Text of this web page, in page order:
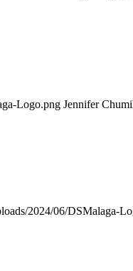
Logo.png Jennifer
2024/06/DSMalaga-